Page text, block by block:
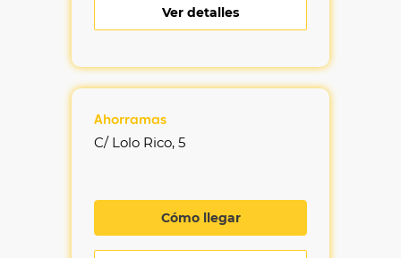
Ver detalles
Ahorramas
C/ Lolo Rico, 5
Cómo llegar